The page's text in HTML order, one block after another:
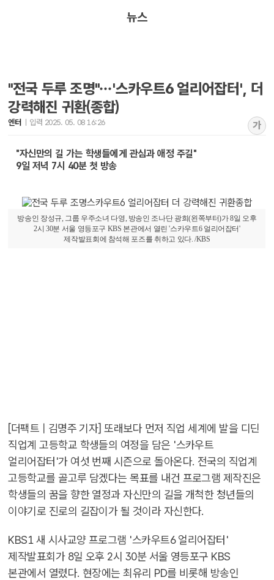
뉴스
"전국 두루 조명"…'스카우트6 얼리어잡터', 더
강력해진 귀환(종합)
엔터 입력 2025. 05. 08 16:26 가
"자신만의 길 가는 학생들에게 관심과 애정 주길"
9일 저녁 7시 40분 첫 방송
방송인 장성규, 그룹 우주소녀 다영, 방송인 조나단 광희(왼쪽부터)가 8일 오후
2시 30분 서울 영등포구 KBS 본관에서 열린 '스카우트6 얼리어잡터'
제작발표회에 참석해 포즈를 취하고 있다. /KBS
[더팩트 | 김명주 기자] 또래보다 먼저 직업 세계에 발을 디딘
직업계 고등학교 학생들의 여정을 담은 '스카우트
얼리어잡터'가 여섯 번째 시즌으로 돌아온다. 전국의 직업계
고등학교를 골고루 담겠다는 목표를 내건 프로그램 제작진은
학생들의 꿈을 향한 열정과 자신만의 길을 개척한 청년들의
이야기로 진로의 길잡이가 될 것이라 자신한다.
KBS1 새 시사교양 프로그램 '스카우트6 얼리어잡터'
제작발표회가 8일 오후 2시 30분 서울 영등포구 KBS
본관에서 열렸다. 현장에는 최유리 PD를 비롯해 방송인